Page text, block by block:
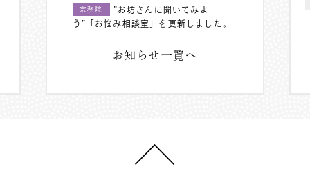
宗務院
”お坊さんに聞いてみよ
う”「お悩み相談室」を更新しました。
お知らせ一覧へ